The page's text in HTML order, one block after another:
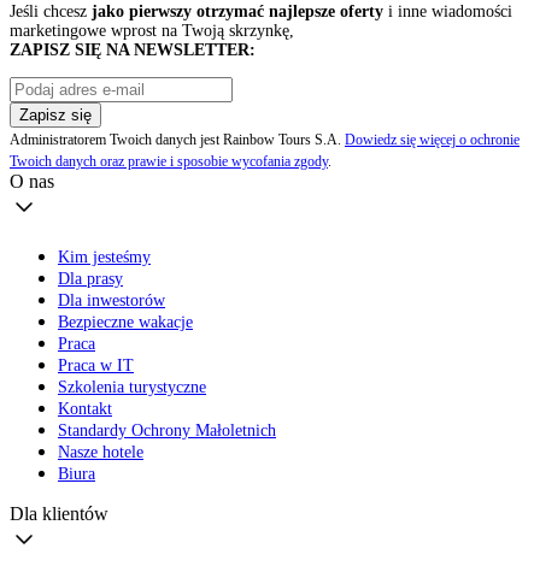
Jeśli chcesz jako pierwszy otrzymać najlepsze oferty i inne wiadomości
marketingowe wprost na Twoją skrzynkę,
ZAPISZ SIĘ NA NEWSLETTER:
Zapisz się
Administratorem Twoich danych jest Rainbow Tours S.A. Dowiedz się więcej o ochronie
Twoich danych oraz prawie i sposobie wycofania zgody.
O nas
Kim jesteśmy
Dla prasy
Dla inwestorów
Bezpieczne wakacje
Praca
Praca w IT
Szkolenia turystyczne
Kontakt
Standardy Ochrony Małoletnich
Nasze hotele
Biura
Dla klientów